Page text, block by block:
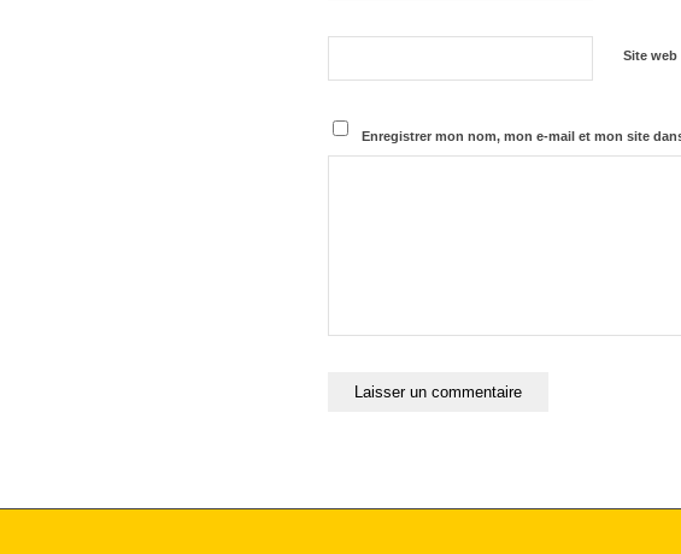
Site web
Enregistrer mon nom, mon e-mail et mon site